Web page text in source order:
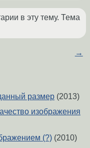
в эту тему. Тема
→
размер (2013)
изображения
(?) (2010)